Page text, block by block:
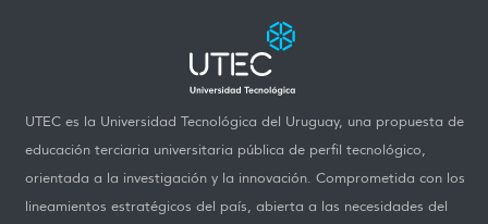
UTEC es la Universidad Tecnológica del Uruguay, una propuesta de
educación terciaria universitaria pública de perfil tecnológico,
orientada a la investigación y la innovación. Comprometida con los
lineamientos estratégicos del país, abierta a las necesidades del